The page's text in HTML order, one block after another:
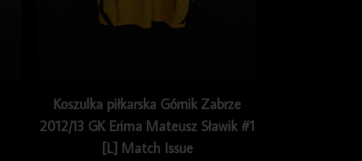
Koszulka piłkarska Górnik Zabrze
2012/13 GK Erima Mateusz Sławik #1
[L] Match Issue